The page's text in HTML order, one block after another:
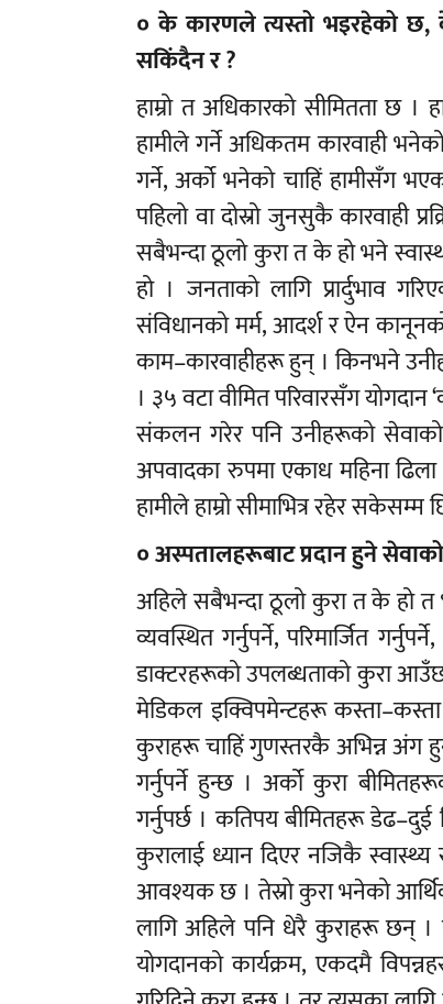
० के कारणले त्यस्तो भइरहेको छ, के
सकिंदैन र ?
हाम्रो त अधिकारको सीमितता छ ।
हामीले गर्ने अधिकतम कारवाही
गर्ने, अर्को भनेको चाहिं हामीसँग
पहिलो वा दोस्रो जुनसुकै कारवाही
सबैभन्दा ठूलो कुरा त के हो भने
हो । जनताको लागि प्रार्दुभाव
संविधानको मर्म, आदर्श र ऐन
काम–कारवाहीहरू हुन् । किनभने
। ३५ वटा वीमित परिवारसँग
संकलन गरेर पनि उनीहरूको
अपवादका रुपमा एकाध महिना
हामीले हाम्रो सीमाभित्र रहेर सकेसम्म
० अस्पतालहरूबाट प्रदान हुने
अहिले सबैभन्दा ठूलो कुरा त के हो त
व्यवस्थित गर्नुपर्ने, परिमार्जित
डाक्टरहरूको उपलब्धताको कुरा
मेडिकल इक्विपमेन्टहरू
कुराहरू चाहिं गुणस्तरकै अभिन्न अंग
गर्नुपर्ने हुन्छ । अर्को कुरा
गर्नुपर्छ । कतिपय बीमितहरू डेढ–दुई
कुरालाई ध्यान दिएर नजिकै स्वास्थ्य
आवश्यक छ । तेस्रो कुरा भनेको
लागि अहिले पनि धेरै कुराहरू छन् ।
योगदानको कार्यक्रम, एकदमै